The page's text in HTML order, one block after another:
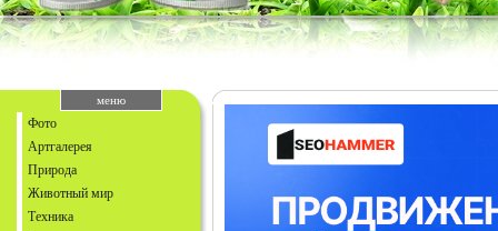
меню
Фото
Артгалерея
Природа
Животный мир
Техника